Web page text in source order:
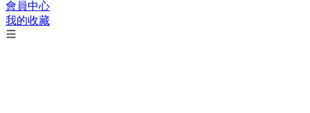
會員中心
我的收藏